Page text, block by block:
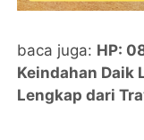
baca juga: HP:
Keindahan Daik
Lengkap dari